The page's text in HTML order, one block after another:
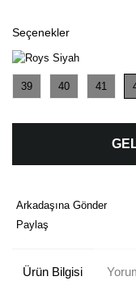
Seçenekler
39 40 41
Arkadaşına Gönder
Paylaş
Ürün Bilgisi